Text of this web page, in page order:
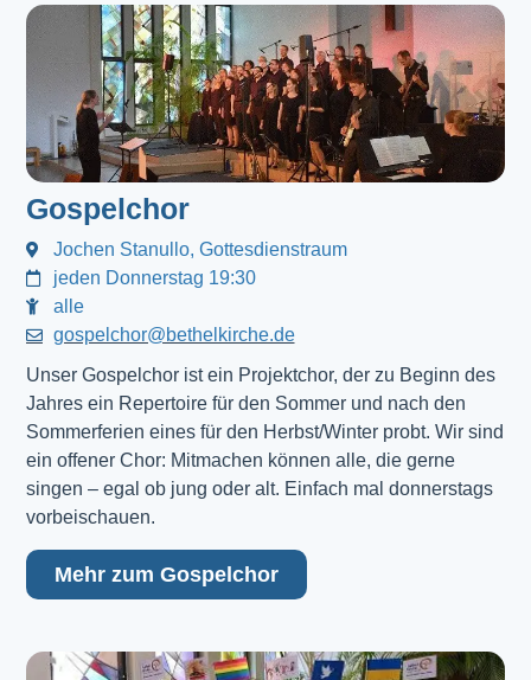
Gospelchor
Jochen Stanullo, Gottesdienstraum
jeden Donnerstag 19:30
alle
gospelchor@bethelkirche.de
Unser Gospelchor ist ein Projektchor, der zu Beginn des
Jahres ein Repertoire für den Sommer und nach den
Sommerferien eines für den Herbst/Winter probt. Wir sind
ein offener Chor: Mitmachen können alle, die gerne
singen – egal ob jung oder alt. Einfach mal donnerstags
vorbeischauen.
Mehr zum Gospelchor